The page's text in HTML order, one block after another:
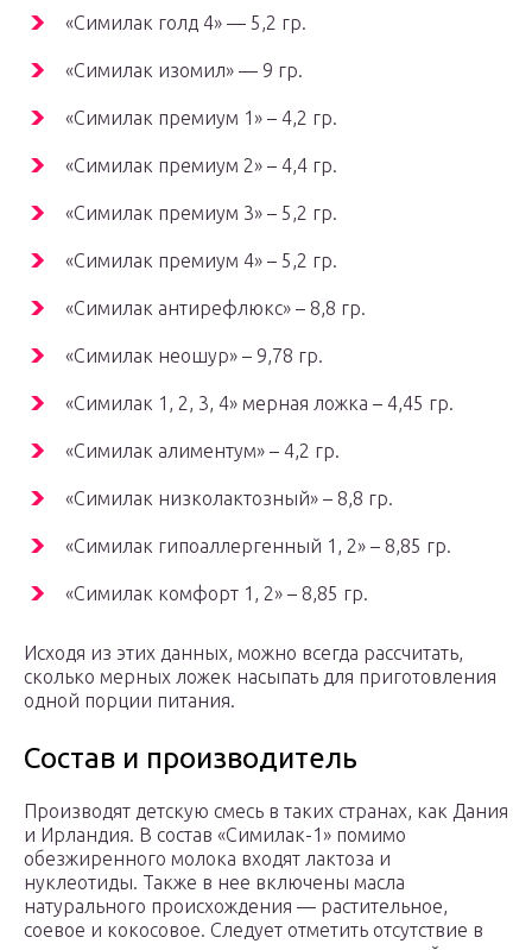
«Симилак голд 4» — 5,2 гр.
«Симилак изомил» — 9 гр.
«Симилак премиум 1» – 4,2 гр.
«Симилак премиум 2» – 4,4 гр.
«Симилак премиум 3» – 5,2 гр.
«Симилак премиум 4» – 5,2 гр.
«Симилак антирефлюкс» – 8,8 гр.
«Симилак неошур» – 9,78 гр.
«Симилак 1, 2, 3, 4» мерная ложка – 4,45 гр.
«Симилак алиментум» – 4,2 гр.
«Симилак низколактозный» – 8,8 гр.
«Симилак гипоаллергенный 1, 2» – 8,85 гр.
«Симилак комфорт 1, 2» – 8,85 гр.
Исходя из этих данных, можно всегда рассчитать,
сколько мерных ложек насыпать для приготовления
одной порции питания.
Состав и производитель
Производят детскую смесь в таких странах, как Дания
и Ирландия. В состав «Симилак-1» помимо
обезжиренного молока входят лактоза и
нуклеотиды. Также в нее включены масла
натурального происхождения — растительное,
соевое и кокосовое. Следует отметить отсутствие в